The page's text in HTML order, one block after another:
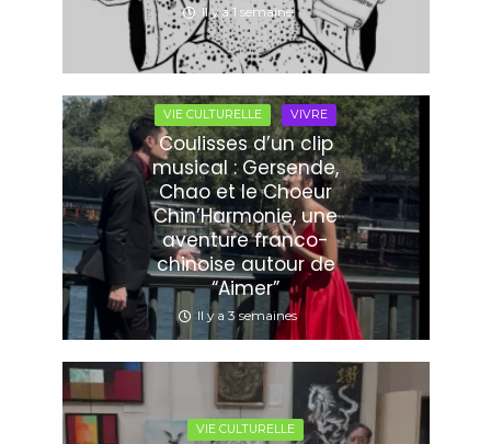
Il y a 1 semaine
VIE CULTURELLE VIVRE
Coulisses d’un clip
musical : Gersende,
Chao et le Choeur
Chin’Harmonie, une
aventure franco-
chinoise autour de
“Aimer”
Il y a 3 semaines
VIE CULTURELLE